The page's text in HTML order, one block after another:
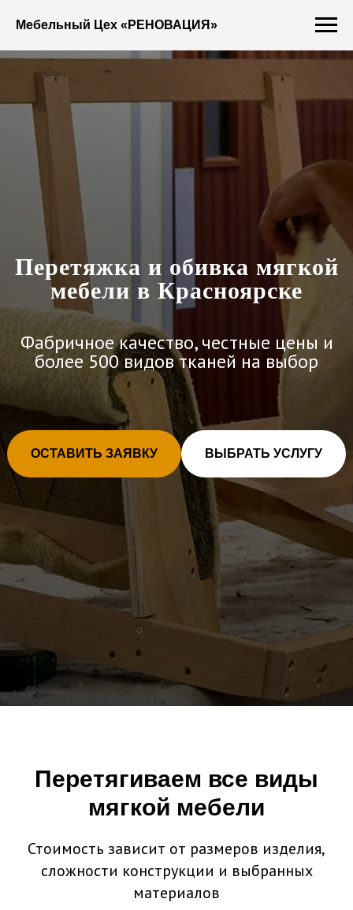
Мебельный Цех «РЕНОВАЦИЯ»
Перетяжка и обивка мягкой
мебели в Красноярске
Фабричное качество, честные цены и
более 500 видов тканей на выбор
ОСТАВИТЬ ЗАЯВКУ ВЫБРАТЬ УСЛУГУ
Перетягиваем все виды
мягкой мебели
Стоимость зависит от размеров изделия,
сложности конструкции и выбранных
материалов